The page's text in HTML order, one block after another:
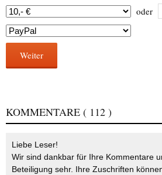
oder
Weiter
KOMMENTARE ( 112 )
Liebe Leser!
Wir sind dankbar für Ihre Kommentare
Beteiligung sehr. Ihre Zuschriften